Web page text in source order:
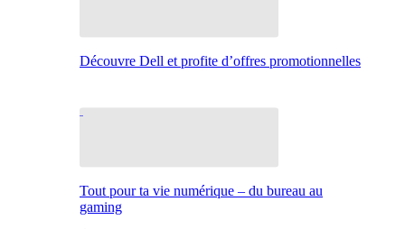
Découvre Dell et profite d’offres promotionnelles
Tout pour ta vie numérique – du bureau au
gaming